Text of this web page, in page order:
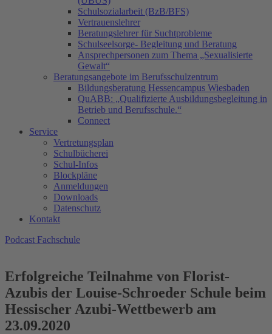
Schulsozialarbeit (BzB/BFS)
Vertrauenslehrer
Beratungslehrer für Suchtprobleme
Schulseelsorge- Begleitung und Beratung
Ansprechpersonen zum Thema „Sexualisierte
Gewalt“
Beratungsangebote im Berufsschulzentrum
Bildungsberatung Hessencampus Wiesbaden
QuABB: „Qualifizierte Ausbildungsbegleitung in
Betrieb und Berufsschule.“
Connect
Service
Vertretungsplan
Schulbücherei
Schul-Infos
Blockpläne
Anmeldungen
Downloads
Datenschutz
Kontakt
Podcast Fachschule
Erfolgreiche Teilnahme von Florist-
Azubis der Louise-Schroeder Schule beim
Hessischer Azubi-Wettbewerb am
23.09.2020